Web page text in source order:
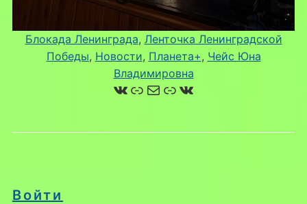
Войти
Блокада Ленинграда, Ленточка Ленинградской
Победы, Новости, Планета+, Чейс Юна
Владимировна
ВКонтакте
Ссылка
Почта
Ссылка
ВКонтакте